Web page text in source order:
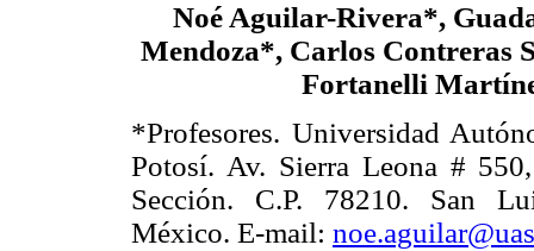
Noé Aguilar-Rivera*,
Mendoza*, Carlos Contreras
Fortanelli
*Profesores. Universidad
Potosí. Av. Sierra Leona #
Sección. C.P. 78210. San
México. E-mail: